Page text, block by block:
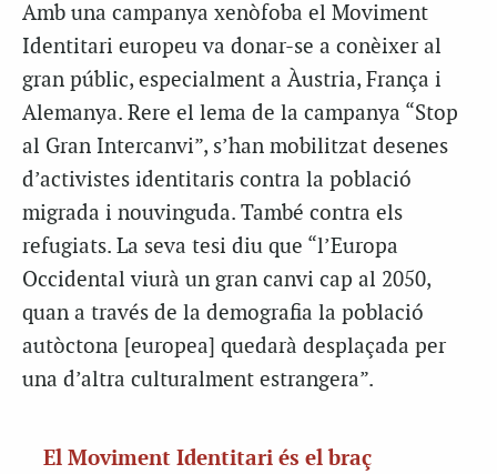
Amb una campanya xenòfoba el Moviment
Identitari europeu va donar-se a conèixer al
gran públic, especialment a Àustria, França i
Alemanya. Rere el lema de la campanya “Stop
al Gran Intercanvi”, s’han mobilitzat desenes
d’activistes identitaris contra la població
migrada i nouvinguda. També contra els
refugiats. La seva tesi diu que “l’Europa
Occidental viurà un gran canvi cap al 2050,
quan a través de la demografia la població
autòctona [europea] quedarà desplaçada per
una d’altra culturalment estrangera”.
El Moviment Identitari és el braç